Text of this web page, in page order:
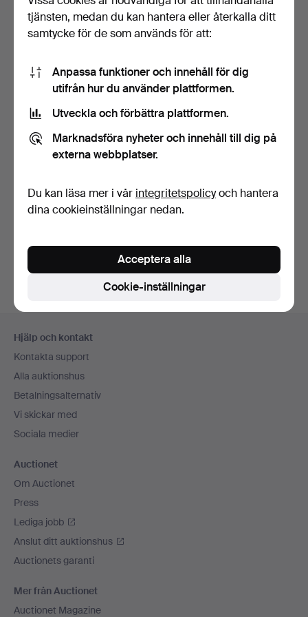
delat, teak, "Combin…
Du kan också söka ivårt arkiv med avslutade auktioner
Hjälp och kontakt
Kontakta support
Alla auktionshus
Betalningsalternativ
Vi skickar med
Sociala medier
Auctionet
Om Auctionet
Press
Lediga jobb
Anslut ditt auktionshus
Auctionets garanti
Mer från Auctionet
Auctionet Magazine
tjänsten, medan du kan hantera eller återkalla ditt
samtycke för de som används för att:
Anpassa funktioner och innehåll för dig
utifrån hur du använder plattformen.
Utveckla och förbättra plattformen.
Marknadsföra nyheter och innehåll till dig på
externa webbplatser.
Du kan läsa mer i vår integritetspolicyoch hantera
dina cookieinställningar nedan.
Cookie-inställningar
Acceptera alla